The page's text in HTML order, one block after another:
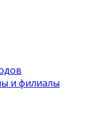
и филиалы